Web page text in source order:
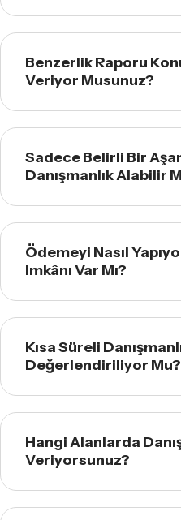
Benzerlik Raporu
Veriyor Musunuz?
Sadece Belirli Bir
Danışmanlık Alabilir
Ödemeyi Nasıl
Imkânı Var Mı?
Kısa Süreli
Değerlendiriliyor Mu?
Hangi Alanlarda
Veriyorsunuz?